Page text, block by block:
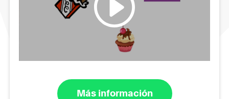
Más información